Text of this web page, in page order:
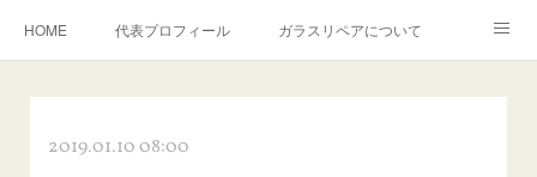
HOME 代表プロフィール ガラスリペアについて
飛び石施工料金について
2019.01.10 08:00